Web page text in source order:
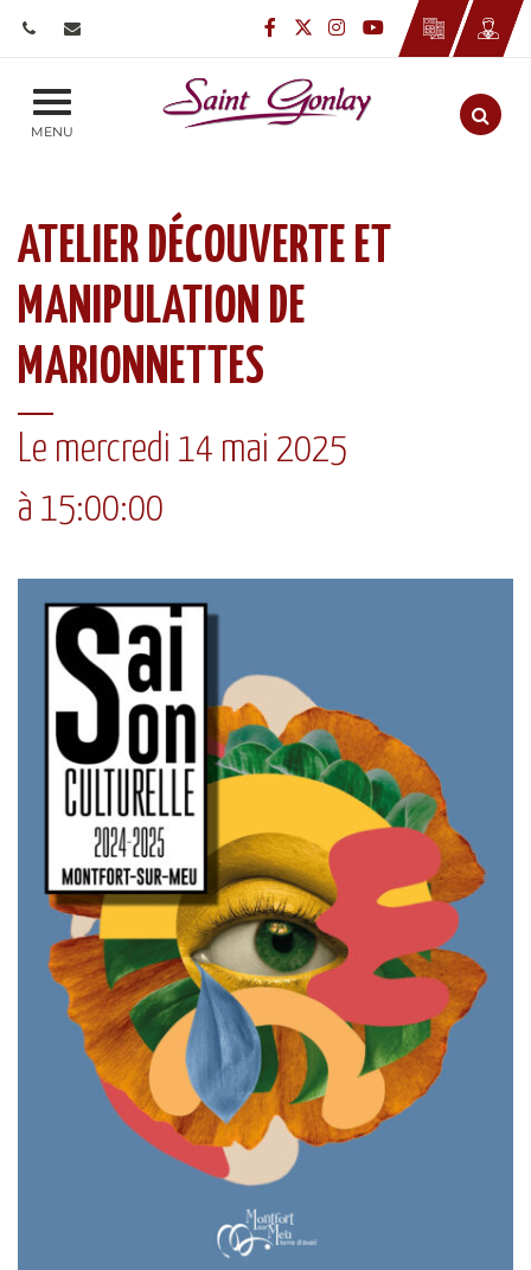
Lien vers le compte
Lien vers le compte
Lien vers le compte
Lien vers la
MENU Aller
ATELIER DÉCOUVERTE ET
MANIPULATION DE
MARIONNETTES
Le mercredi 14 mai 2025
à 15:00:00